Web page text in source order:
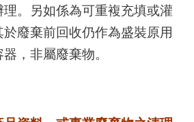
。另如係為可重複充填或灌
廢棄前回收仍作為盛裝原用
，非屬廢棄物。